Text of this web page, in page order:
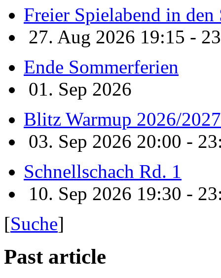
Freier Spielabend in
27. Aug 2026 19:15 -
Ende Sommerferien
01. Sep 2026
Blitz Warmup 2026/2027
03. Sep 2026 20:00 -
Schnellschach Rd. 1
10. Sep 2026 19:30 -
[Suche]
Past article